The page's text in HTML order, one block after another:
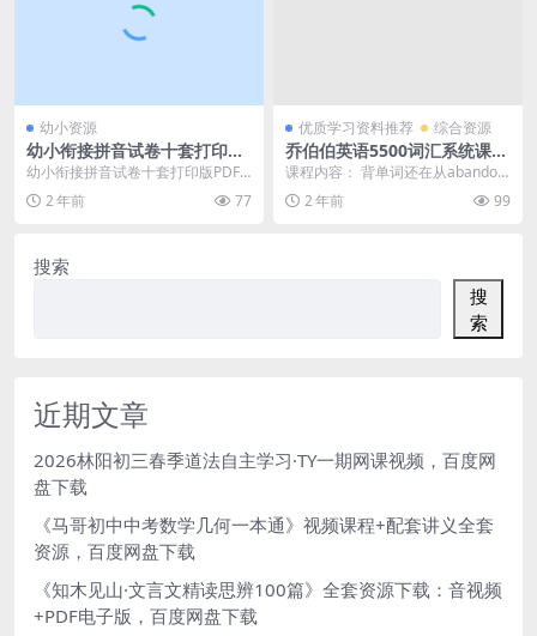
幼小资源
幼小衔接拼音试卷十套打印版
PDF电子版文档,大小 851.5K
总页数 11 页
幼小衔接拼音试卷十套打印版PDF
电子版文档,大小 851.5K 总页数 11
页...2 年前 77
优质学习资料推荐 综合资源
乔伯伯英语5500词汇系统课(B
站百万粉丝大学英语教授30小
时带你玩转5500英语单词)(资
源合计10.12GB）百度网盘下
课程内容： 背单词还在从abandon
开始到放弃？要创新是revolutio
n、...2 年前 99
搜索
搜
索
近期文章
2026林阳初三春季道法自主学习·TY一期网课视频，百度网
盘下载
《马哥初中中考数学几何一本通》视频课程+配套讲义全套
资源，百度网盘下载
《知木见山·文言文精读思辨100篇》全套资源下载：音视频
+PDF电子版，百度网盘下载